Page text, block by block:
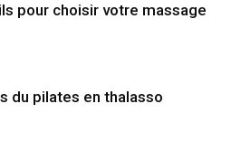
pour choisir votre massage
du pilates en thalasso